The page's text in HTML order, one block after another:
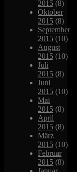
2015 (8)
Oktober
2015 (8)
September
2015 (10)
August
2015 (10)
Juli
2015 (8)
Juni
2015 (10)
Mai
2015 (8)
April
2015 (8)
März
2015 (10)
Februar
2015 (8)